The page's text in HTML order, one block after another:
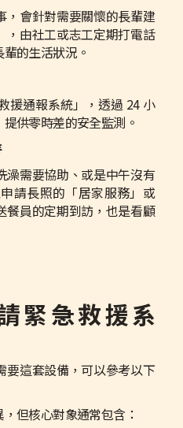
，會針對需要關懷的長輩建
，由社工或志工定期打電話
的生活狀況。
援通報系統」，透過 24 小
供零時差的安全監測。
澡需要協助、或是中午沒有
請長照的「居家服務」或
餐員的定期到訪，也是看顧
緊急救援系
要這套設備，可以參考以下
但核心對象通常包含：